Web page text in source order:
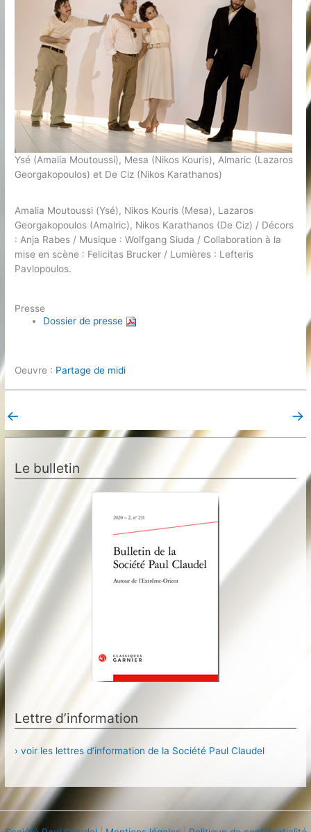
Ysé (Amalia Moutoussi), Mesa (Nikos Kouris), Almaric (Lazaros
Georgakopoulos) et De Ciz (Nikos Karathanos)
Amalia Moutoussi (Ysé), Nikos Kouris (Mesa), Lazaros
Georgakopoulos (Amalric), Nikos Karathanos (De Ciz) / Décors
: Anja Rabes / Musique : Wolfgang Siuda / Collaboration à la
mise en scène : Felicitas Brucker / Lumières : Lefteris
Pavlopoulos.
Presse
Dossier de presse
Oeuvre : Partage de midi
← →
Le bulletin
Lettre d’information
› voir les lettres d’information de la Société Paul Claudel